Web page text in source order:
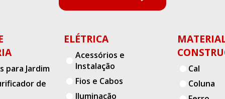
para Jardim
de
ELÉTRICA
Acessórios e
Instalação
Fios e Cabos
Iluminação
Cal
Coluna